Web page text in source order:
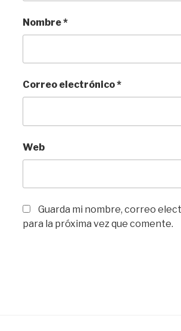
Nombre*
Correo electrónico*
Web
Guarda mi nombre, correo
para la próxima vez que comente.